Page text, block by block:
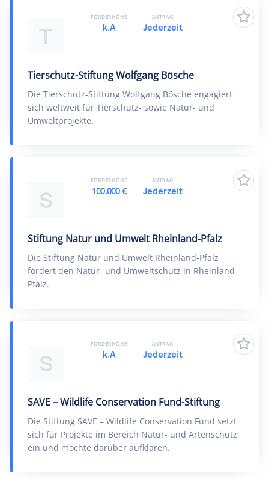
T
Tierschutz-Stiftung Wolfgang Bösche
Die Tierschutz-Stiftung Wolfgang Bösche engagiert
sich weltweit für Tierschutz- sowie Natur- und
Umweltprojekte.
FÖRDERHÖHE
k.A
ANTRAG
Jederzeit
S
Stiftung Natur und Umwelt Rheinland-Pfalz
Die Stiftung Natur und Umwelt Rheinland-Pfalz
fördert den Natur- und Umweltschutz in Rheinland-
Pfalz.
FÖRDERHÖHE
100.000 €
ANTRAG
Jederzeit
S
SAVE – Wildlife Conservation Fund-Stiftung
Die Stiftung SAVE – Wildlife Conservation Fund setzt
sich für Projekte im Bereich Natur- und Artenschutz
ein und möchte darüber aufklären.
FÖRDERHÖHE
k.A
ANTRAG
Jederzeit